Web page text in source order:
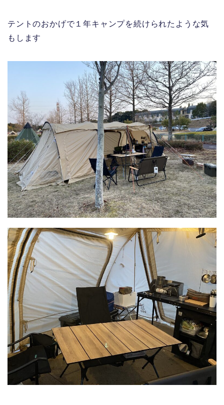
テントのおかげで１年キャンプを続けられたような気
もします